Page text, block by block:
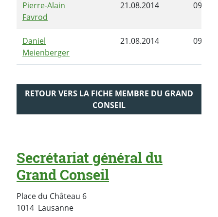
Pierre-Alain
Favrod
21.08.2014
Daniel
Meienberger
21.08.2014
RETOUR VERS LA FICHE MEMBRE DU GRAND
CONSEIL
Secrétariat général du
Grand Conseil
Place du Château 6
1014 LausanneSuisse